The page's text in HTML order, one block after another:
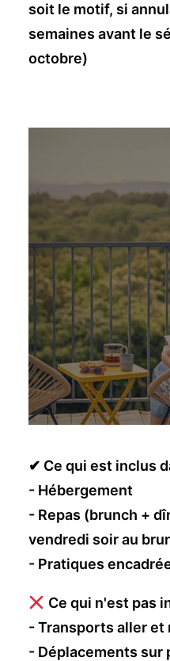
soit le motif, si
semaines avant le
octobre)
✔ Ce qui est inclus
- Hébergement
- Repas (brunch +
vendredi soir au
- Pratiques
Ce qui n'est pas
- Transports aller et
- Déplacements sur